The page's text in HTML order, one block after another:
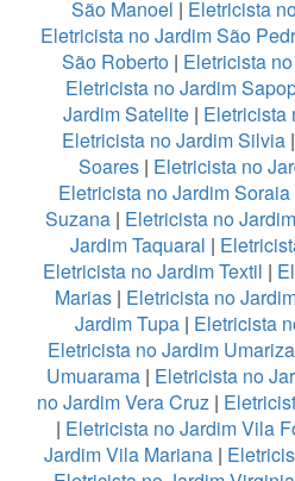
São Manoel | Eletricista
Eletricista no Jardim São
São Roberto| Eletricista
Eletricista no Jardim
Jardim Satelite| Eletricista
Eletricista no Jardim Silvia |
Soares| Eletricista no
Eletricista no Jardim Soraia
Suzana | Eletricista no
Jardim Taquaral |
Eletricista no Jardim Textil |
Marias| Eletricista no
Jardim Tupa | Eletricista
Eletricista no Jardim
Umuarama | Eletricista no
no Jardim Vera Cruz |
| Eletricista no Jardim Vila
Jardim Vila Mariana|